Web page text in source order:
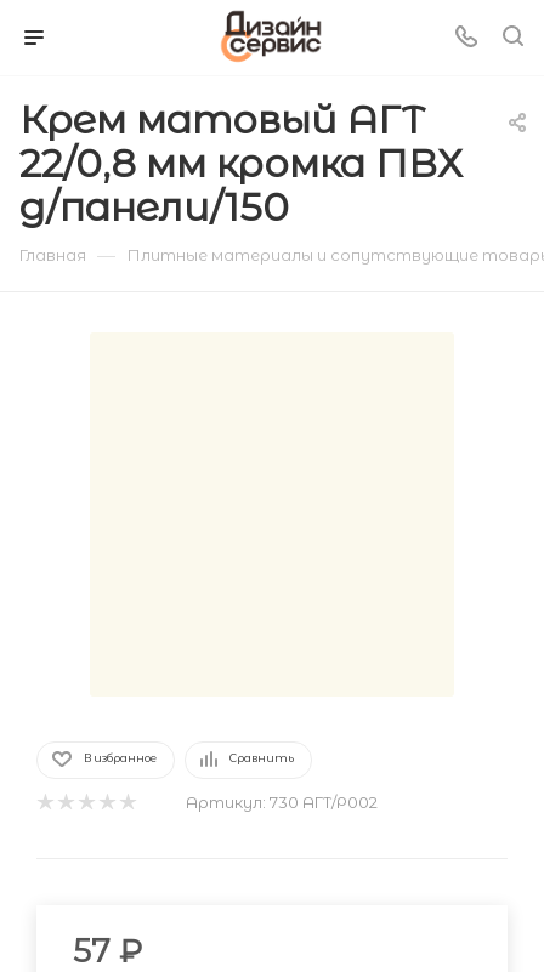
Крем матовый АГТ
22/0,8 мм кромка ПВХ
д/панели/150
Главная — Плитные материалы и сопутствующие
В избранное Сравнить
Артикул: 730 АГТ/Р002
57 ₽